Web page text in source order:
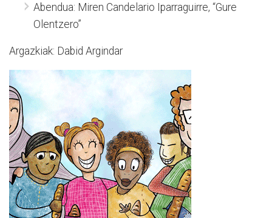
Abendua: Miren Candelario Iparraguirre, “Gure
Olentzero”
Argazkiak: Dabid Argindar